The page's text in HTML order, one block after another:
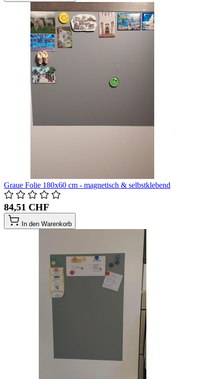
Graue Folie 180x60 cm - magnetisch & selbstklebend
84,51 CHF
In den Warenkorb